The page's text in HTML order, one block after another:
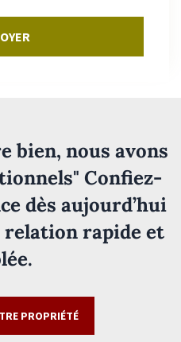
bien, nous avons
Confiez-
dès aujourd’hui
relation rapide et
PROPRIÉTÉ